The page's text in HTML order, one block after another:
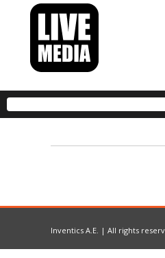
Inventics A.E. | All rights